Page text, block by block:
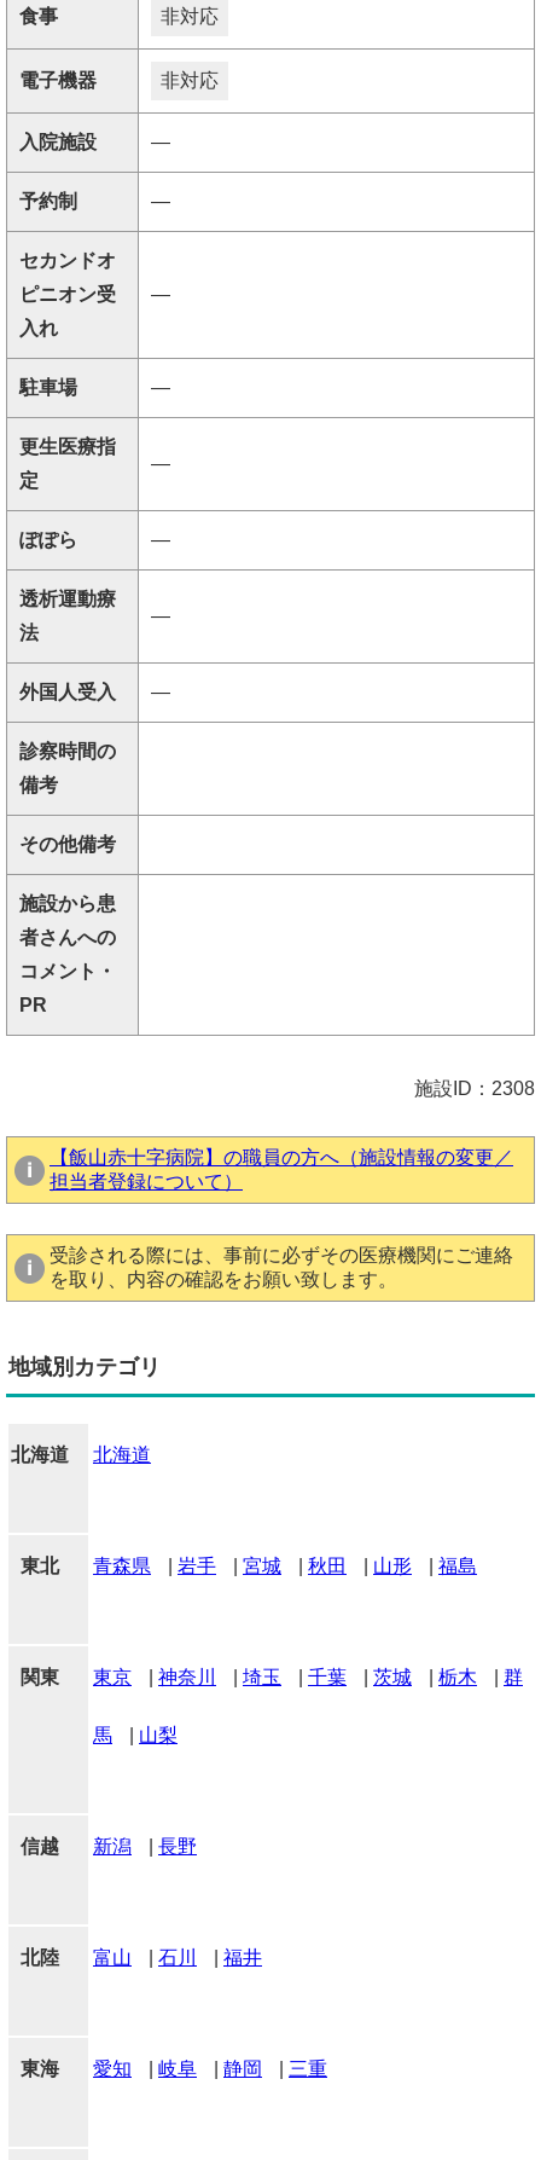
食事 非対応
電子機器 非対応
入院施設 ―
予約制 ―
セカンドオ
ピニオン受
入れ
―
駐車場 ―
更生医療指
定
―
ぽぽら ―
透析運動療
法
―
外国人受入 ―
診察時間の
備考
その他備考
施設から患
者さんへの
コメント・
PR
施設ID：2308
【飯山赤十字病院】の職員の方へ（施設情報の変更／
担当者登録について）
受診される際には、事前に必ずその医療機関にご連絡
を取り、内容の確認をお願い致します。
地域別カテゴリ
北海道 北海道
東北 青森県 岩手 宮城 秋田 山形 福島
関東 東京 神奈川 埼玉 千葉 茨城 栃木 群
馬 山梨
信越 新潟 長野
北陸 富山 石川 福井
東海 愛知 岐阜 静岡 三重